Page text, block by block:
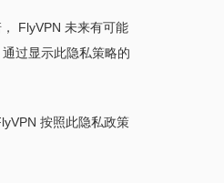
FlyVPN 未来有可能
过显示此隐私策略的
按照此隐私政策